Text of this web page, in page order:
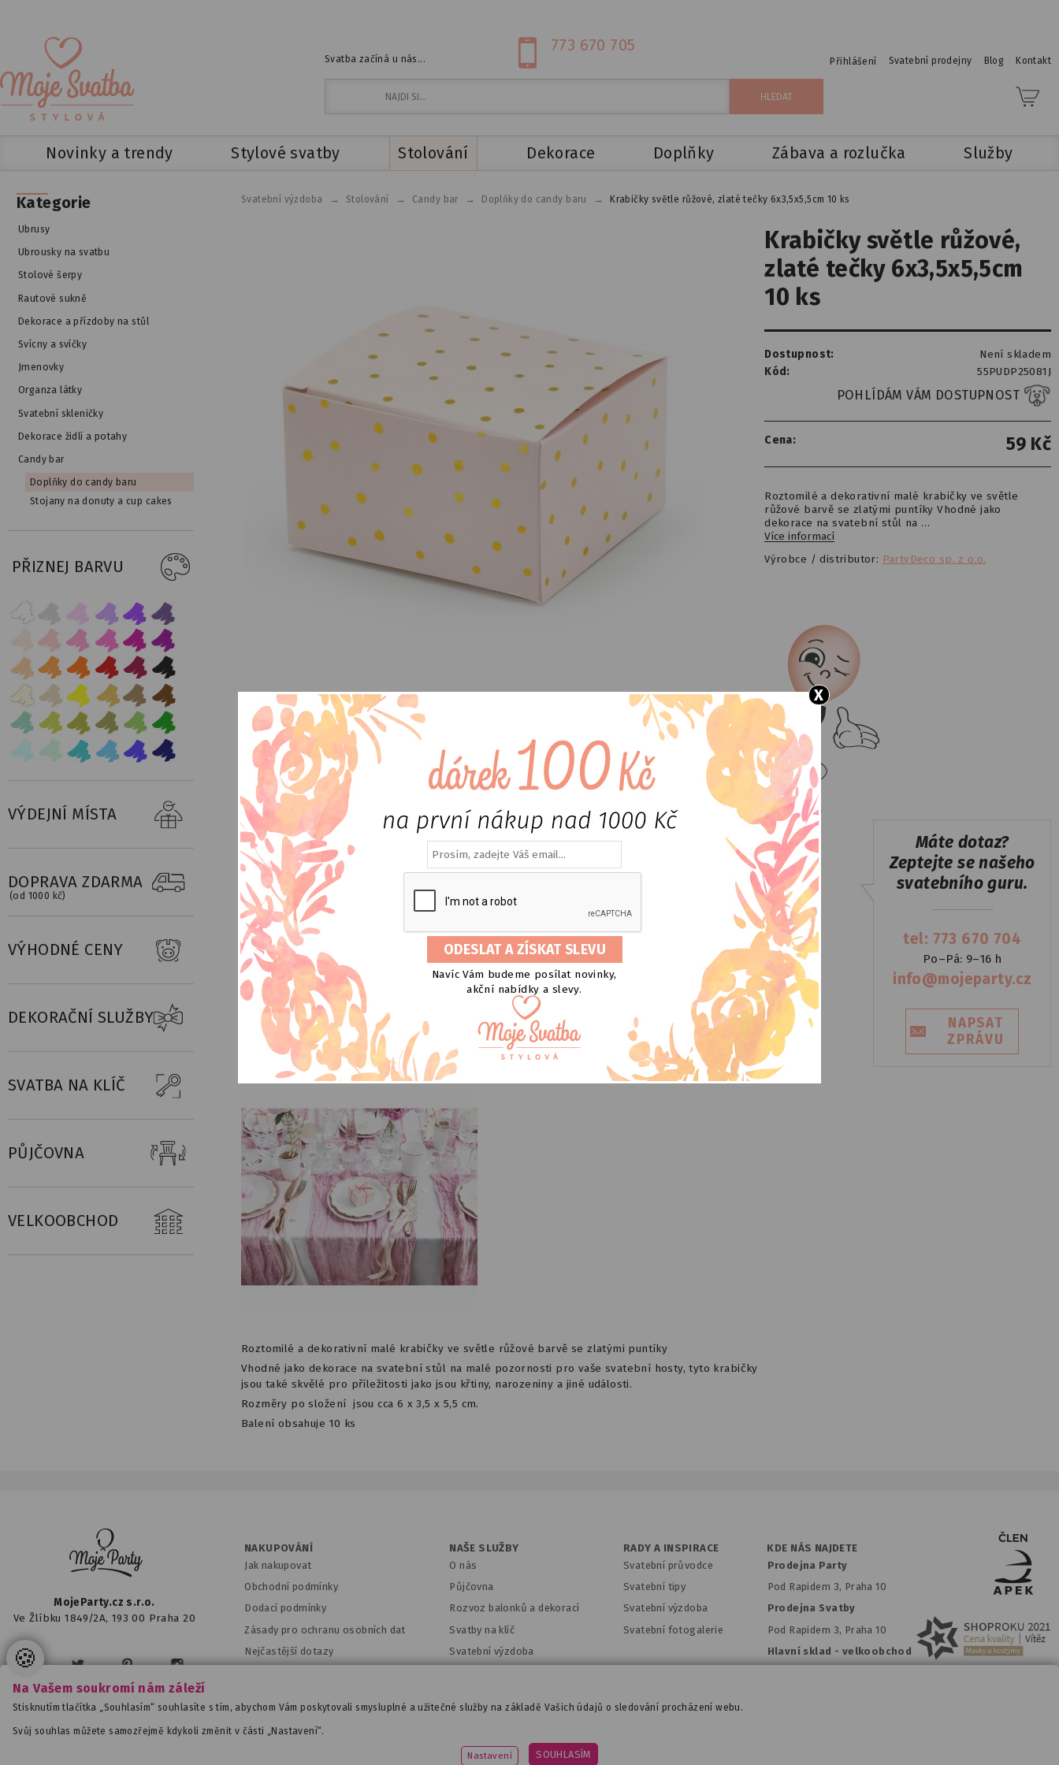
X
Navíc Vám budeme posílat novinky,
akční nabídky a slevy.
Svatba začíná u nás...
773 670 705
Přihlášení Svatební prodejny Blog Kontakt
Novinky a trendy Stylové svatby Stolování Dekorace Doplňky Zábava a rozlučka Služby
Kategorie
Ubrusy
Ubrousky na svatbu
Stolové šerpy
Rautové sukně
Dekorace a přízdoby na stůl
Svícny a svíčky
Jmenovky
Organza látky
Svatební skleničky
Dekorace židlí a potahy
Candy bar
Doplňky do candy baru
Stojany na donuty a cup cakes
PŘIZNEJ BARVU
VÝDEJNÍ MÍSTA
DOPRAVA ZDARMA
(od 1000 kč)
VÝHODNÉ CENY
DEKORAČNÍ SLUŽBY
SVATBA NA KLÍČ
PŮJČOVNA
VELKOOBCHOD
Svatební výzdoba → Stolování → Candy bar → Doplňky do candy baru → Krabičky světle růžové, zlaté tečky 6x3,5x5,5cm 10 ks
Krabičky světle růžové,
zlaté tečky 6x3,5x5,5cm
10 ks
Roztomilé a dekorativní malé krabičky ve světle
růžové barvě se zlatými puntíky Vhodné jako
dekorace na svatební stůl na …
Více informací
Výrobce / distributor: PartyDeco sp. z o.o.
Dostupnost:
Není skladem
Kód:
55PUDP25081J
POHLÍDÁM VÁM DOSTUPNOST
Cena: 59 Kč
Máte dotaz?
Zeptejte se našeho
svatebního guru.
tel: 773 670 704
Po–Pá: 9–16 h
info@mojeparty.cz
NAPSAT
ZPRÁVU
Roztomilé a dekorativní malé krabičky ve světle růžové barvě se zlatými puntíky
Vhodné jako dekorace na svatební stůl na malé pozornosti pro vaše svatební hosty, tyto krabičky
jsou také skvělé pro příležitosti jako jsou křtiny, narozeniny a jiné události.
Rozměry po složení jsou cca 6 x 3,5 x 5,5 cm.
Balení obsahuje 10 ks
MojeParty.cz s.r.o.
Ve Žlíbku 1849/2A, 193 00 Praha 20
NAKUPOVÁNÍ
Jak nakupovat
Obchodní podmínky
Dodací podmínky
Zásady pro ochranu osobních dat
Nejčastější dotazy
NAŠE SLUŽBY
O nás
Půjčovna
Rozvoz balonků a dekorací
Svatby na klíč
Svatební výzdoba
RADY A INSPIRACE
Svatební průvodce
Svatební tipy
Svatební výzdoba
Svatební fotogalerie
KDE NÁS NAJDETE
Prodejna Party
Pod Rapidem 3, Praha 10
Prodejna Svatby
Pod Rapidem 3, Praha 10
Hlavní sklad - velkoobchod
www.mojeparty.cz
www.mojaparty.sk
🍪
Na Vašem soukromí nám záleží
Stisknutím tlačítka „Souhlasím“ souhlasíte s tím, abychom Vám poskytovali smysluplné a užitečné služby na základě Vašich údajů o sledování procházení webu.
Svůj souhlas můžete samozřejmě kdykoli změnit v části „Nastavení“.
Nastavení SOUHLASÍM